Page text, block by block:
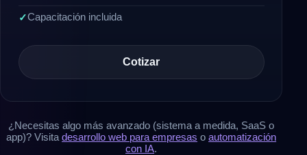
Capacitación incluida
Cotizar
¿Necesitas algo más avanzado (sistema a medida, SaaS o
app)? Visitadesarrollo web para empresas oautomatización
con IA.